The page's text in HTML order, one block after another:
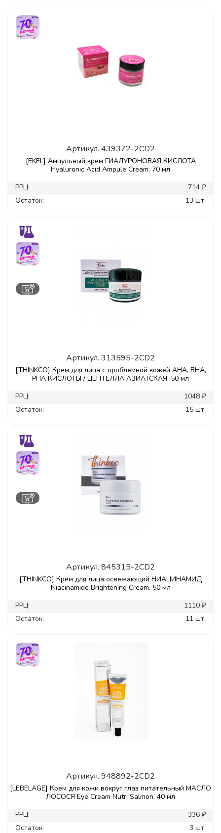
Артикул. 439372-2CD2
[EKEL] Ампульный крем ГИАЛУРОНОВАЯ КИСЛОТА
Hyaluronic Acid Ampule Cream, 70 мл
РРЦ:
714 ₽
Остаток:
13 шт.
Артикул. 313595-2CD2
[THINKCO] Крем для лица с проблемной кожей AHA, BHA,
PHA КИСЛОТЫ / ЦЕНТЕЛЛА АЗИАТСКАЯ, 50 мл
РРЦ:
1048 ₽
Остаток:
15 шт.
Артикул. 845315-2CD2
[THINKCO] Крем для лица освежающий НИАЦИНАМИД
Niacinamide Brightening Cream, 50 мл
РРЦ:
1110 ₽
Остаток:
11 шт.
Артикул. 948892-2CD2
[LEBELAGE] Крем для кожи вокруг глаз питательный МАСЛО
ЛОСОСЯ Eye Cream Nutri Salmon, 40 мл
РРЦ:
336 ₽
Остаток:
3 шт.